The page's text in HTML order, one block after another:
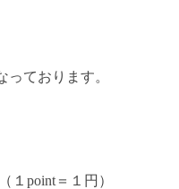
ております。
１point＝１円）